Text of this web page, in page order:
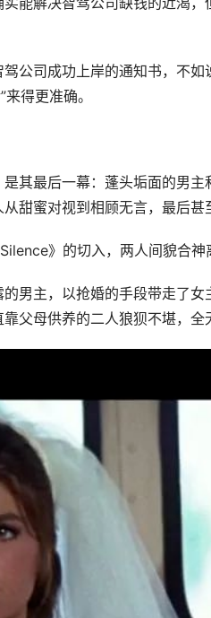
公司成功上岸的通知书，不
得更准确。
其最后一幕：蓬头垢面的男
甜蜜对视到相顾无言，最后甚
》的切入，两人间貌合神
男主，以抢婚的手段带走了
父母供养的二人狼狈不堪，全